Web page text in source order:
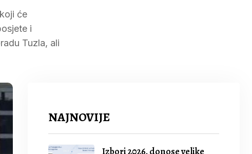
će
i
Tuzla, ali
NAJNOVIJE
Izbori 2026. donose velike